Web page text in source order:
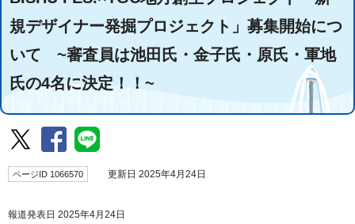
規デザイナー発掘プロジェクト」募集開始につ
いて ~審査員は池田氏・金子氏・原氏・軍地
氏の4名に決定！！~
ページID 1066570 更新日 2025年4月24日
報道発表日 2025年4月24日